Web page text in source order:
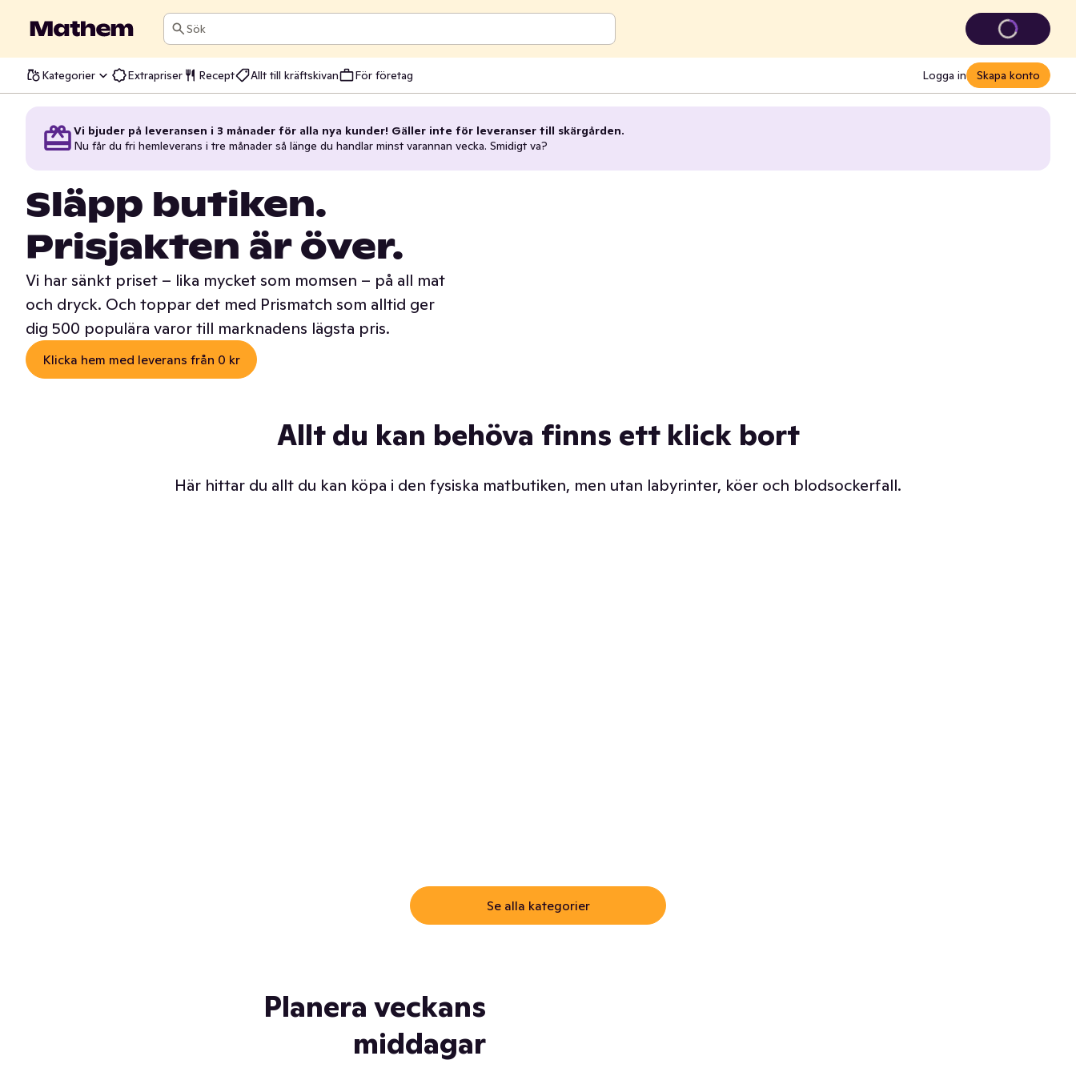
Sök
Kategorier Extrapriser Recept Allt till kräftskivan För företag Logga in Skapa konto
Vi bjuder på leveransen i 3 månader för alla nya kunder! Gäller inte för leveranser till skärgården.
Nu får du fri hemleverans i tre månader så länge du handlar minst varannan vecka. Smidigt va?
Släpp butiken.
Prisjakten är över.
Vi har sänkt priset – lika mycket som momsen – på all mat
och dryck. Och toppar det med Prismatch som alltid ger
dig 500 populära varor till marknadens lägsta pris.
Klicka hem med leverans från 0 kr
Allt du kan behöva finns ett klick bort
Här hittar du allt du kan köpa i den fysiska matbutiken, men utan labyrinter, köer och blodsockerfall.
Se alla kategorier
Planera veckans
middagar